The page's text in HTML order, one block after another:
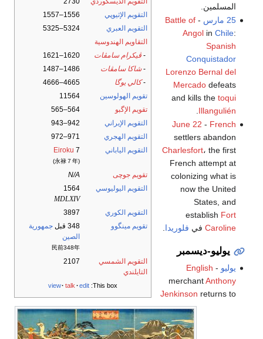
التقويم الإثيوپي
1556–1557
التقويم العبري
5324–5325
التقاويم الهندوسية
- ڤيكرام سامڤات
1620–1621
-شاكا سامڤات
1486–1487
-كالي يوگا
4665–4666
تقويم الهولوسين
11564
تقويم الإگبو
564–565
التقويم الإيراني
942–943
التقويم الهجري
971–972
التقويم الياباني
Eiroku 7
(永禄７年)
تقويم جوچى
N/A
التقويم اليوليوسي
1564
MDLXIV
التقويم الكوري
3897
تقويم مينگوو
348 قبل
جمهورية
الصين
民前348年
التقويم الشمسي
التايلندي
2107
This box:
view talk edit
المسلمين.
25 مارس
-
Battle of
Angolin Chile:
Spanish
Conquistador
Lorenzo Bernal del
Mercadodefeats
and kills the toqui
Illangulién
June 22 - French
settlers abandon
Charlesfort، the first
French attempt at
colonizing what is
now the United
States, and
establish Fort
Caroline في فلوريدا.
يوليو-ديسمبر
يوليو -
English
merchantAnthony
Jenkinson returns to